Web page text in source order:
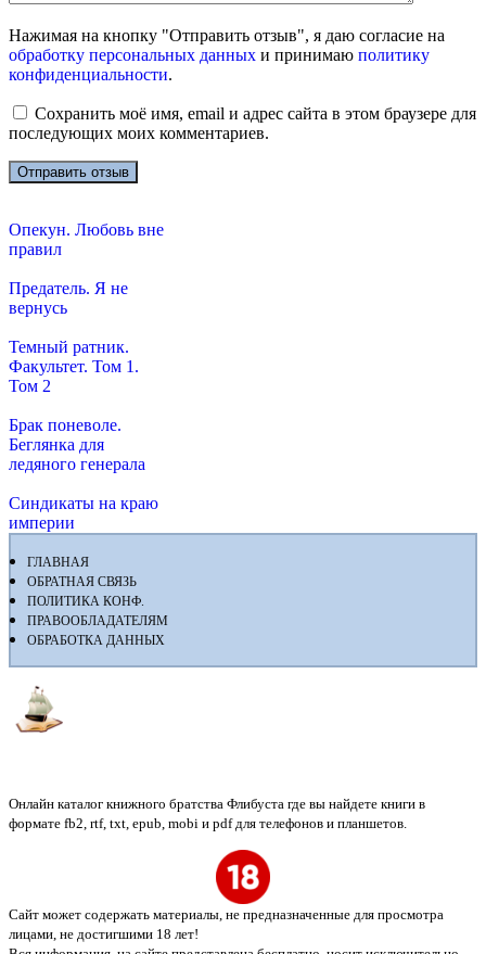
Нажимая на кнопку "Отправить отзыв", я даю согласие на
обработку персональных данных и принимаю политику
конфиденциальности.
Сохранить моё имя, email и адрес сайта в этом браузере для
последующих моих комментариев.
Опекун. Любовь вне
правил
Предатель. Я не
вернусь
Темный ратник.
Факультет. Том 1.
Том 2
Брак поневоле.
Беглянка для
ледяного генерала
Синдикаты на краю
империи
ГЛАВНАЯ
ОБРАТНАЯ СВЯЗЬ
ПОЛИТИКА КОНФ.
ПРАВООБЛАДАТЕЛЯМ
ОБРАБОТКА ДАННЫХ
Онлайн каталог книжного братства Флибуста где вы найдете книги в
формате fb2, rtf, txt, epub, mobi и pdf для телефонов и планшетов.
Сайт может содержать материалы, не предназначенные для просмотра
лицами, не достигшими 18 лет!